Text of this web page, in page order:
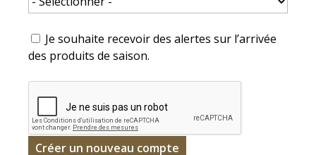
Je souhaite recevoir des alertes sur l’arrivée
des produits de saison.